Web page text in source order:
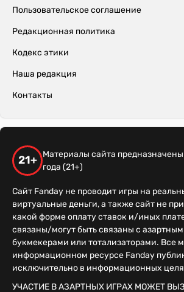
Пользовательское соглашение
Редакционная политика
Кодекс этики
Наша редакция
Контакты
21+
Материалы сайта
года (21+)
Сайт Fanday не проводит игры на
виртуальные деньги, а также сайт не
какой форме оплату ставок и/иных
связаны/могут быть связаны с
букмекерами или тотализаторами. Все
информационном ресурсе Fanday
исключительно в информационных
УЧАСТИЕ В АЗАРТНЫХ ИГРАХ МОЖЕТ